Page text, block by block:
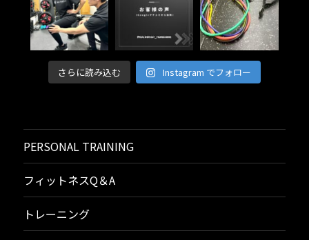
さらに読み込む Instagram でフォロー
PERSONAL TRAINING
フィットネスQ＆A
トレーニング